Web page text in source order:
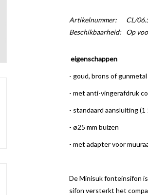
Artikelnummer:
CL/
Beschikbaarheid:
Op
eigenschappen
- goud, brons of gunmetal
- met anti-vingerafdruk
- standaard aansluiting
- ø25 mm buizen
- met adapter voor
De Minisuk fonteinsifon
sifon versterkt het